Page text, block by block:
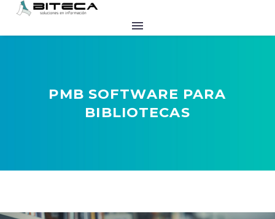
PMB SOFTWARE PARA
BIBLIOTECAS